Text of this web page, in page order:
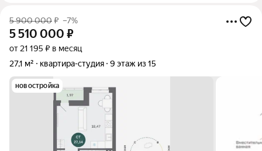
5 900 000₽ –7%
5 510 000 ₽
от 21 195 ₽ в месяц
27,1 м²
квартира-студия 9 этаж из 15
новостройка